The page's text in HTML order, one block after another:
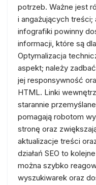
potrzeb. Ważne jest
i angażujących treści;
infografiki powinny
informacji, które są
Optymalizacja
aspekt; należy
jej responsywność
HTML. Linki
starannie
pomagają robotom
stronę oraz
aktualizacje treści
działań SEO to
można szybko
wyszukiwarek oraz